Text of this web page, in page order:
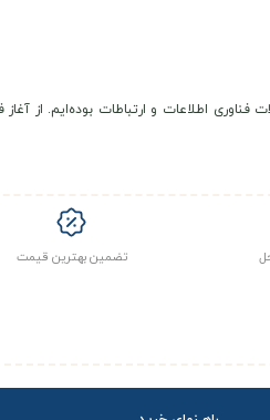
اطلاعات و ارتباطات بوده‌ایم. از
تضمین بهترین قیمت